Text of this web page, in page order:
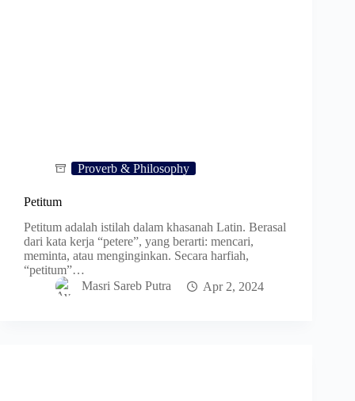
Proverb & Philosophy
Petitum
Petitum adalah istilah dalam khasanah Latin. Berasal
dari kata kerja “petere”, yang berarti: mencari,
meminta, atau menginginkan. Secara harfiah,
“petitum”…
Masri Sareb Putra
Apr 2, 2024